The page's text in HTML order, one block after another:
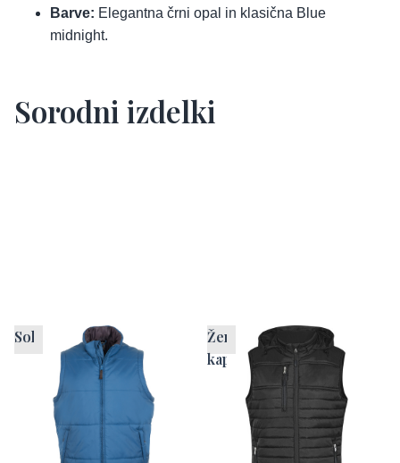
Barve: Elegantna črni opal in klasična Blue
midnight.
Sorodni izdelki
Sols brezrokavnik
Ženski brezrokavnik s
kapuco HRM